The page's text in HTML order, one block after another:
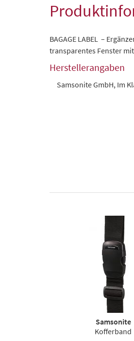
BAGAGE LABEL –
transparentes Fenster
Herstellerangaben
Samsonite GmbH, Im
Samsonite
Kofferband